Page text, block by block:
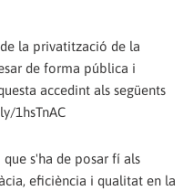
la privatització de la
de forma pública i
accedint als següents
1hsTnAC
s'ha de posar fí als
eficiència i qualitat en la